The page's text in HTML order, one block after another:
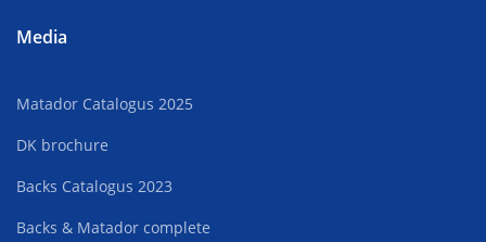
Media
Matador Catalogus 2025
DK brochure
Backs Catalogus 2023
Backs & Matador complete